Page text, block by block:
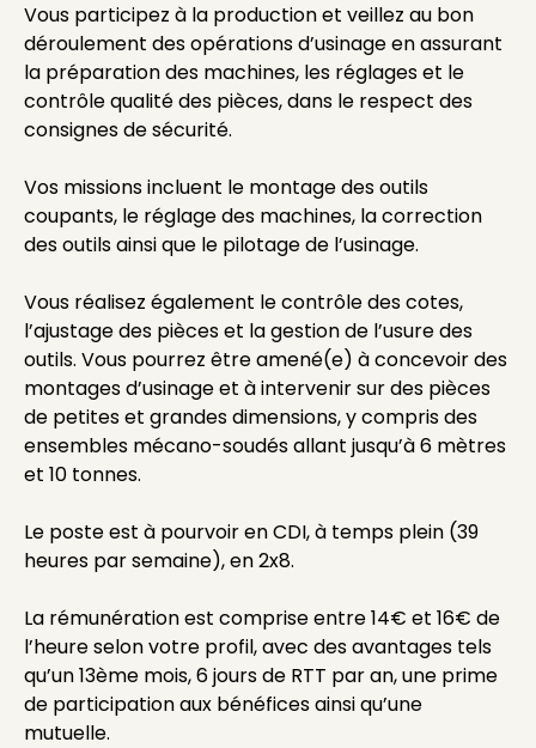
Vous participez à la production et veillez au bon
déroulement des opérations d’usinage en assurant
la préparation des machines, les réglages et le
contrôle qualité des pièces, dans le respect des
consignes de sécurité.
Vos missions incluent le montage des outils
coupants, le réglage des machines, la correction
des outils ainsi que le pilotage de l’usinage.
Vous réalisez également le contrôle des cotes,
l’ajustage des pièces et la gestion de l’usure des
outils. Vous pourrez être amené(e) à concevoir des
montages d’usinage et à intervenir sur des pièces
de petites et grandes dimensions, y compris des
ensembles mécano-soudés allant jusqu’à 6 mètres
et 10 tonnes.
Le poste est à pourvoir en CDI, à temps plein (39
heures par semaine), en 2x8.
La rémunération est comprise entre 14€ et 16€ de
l’heure selon votre profil, avec des avantages tels
qu’un 13ème mois, 6 jours de RTT par an, une prime
de participation aux bénéfices ainsi qu’une
mutuelle.